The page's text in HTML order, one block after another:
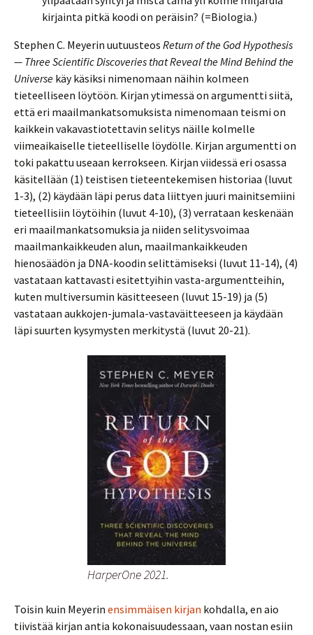
kirjainta pitkä koodi on peräisin? (=Biologia.)
Stephen C. Meyerin uutuusteos Return of the God Hypothesis
— Three Scientific Discoveries that Reveal the Mind Behind the
Universe käy käsiksi nimenomaan näihin kolmeen
tieteelliseen löytöön. Kirjan ytimessä on argumentti siitä,
että eri maailmankatsomuksista nimenomaan teismi on
kaikkein vakavastiotettavin selitys näille kolmelle
viimeaikaiselle tieteelliselle löydölle. Kirjan argumentti on
toki pakattu useaan kerrokseen. Kirjan viidessä eri osassa
käsitellään (1) teistisen tieteentekemisen historiaa (luvut
1-3), (2) käydään läpi perus data liittyen juuri mainitsemiini
tieteellisiin löytöihin (luvut 4-10), (3) verrataan keskenään
eri maailmankatsomuksia ja niiden selitysvoimaa
maailmankaikkeuden alun, maailmankaikkeuden
hienosäädön ja DNA-koodin selittämiseksi (luvut 11-14), (4)
vastataan kattavasti esitettyihin vasta-argumentteihin,
kuten multiversumin käsitteeseen (luvut 15-19) ja (5)
vastataan aukkojen-jumala-vastaväitteeseen ja käydään
läpi suurten kysymysten merkitystä (luvut 20-21).
HarperOne 2021.
Toisin kuin Meyerin ensimmäisen kirjan kohdalla, en aio
tiivistää kirjan antia kokonaisuudessaan, vaan nostan esiin